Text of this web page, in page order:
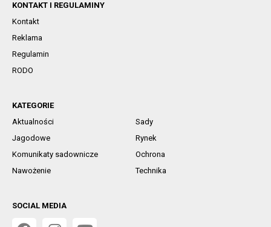
KONTAKT I REGULAMINY
Kontakt
Reklama
Regulamin
RODO
KATEGORIE
Aktualności
Sady
Jagodowe
Rynek
Komunikaty sadownicze
Ochrona
Nawożenie
Technika
SOCIAL MEDIA